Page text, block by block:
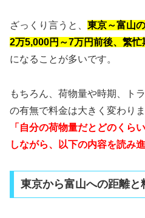
ざっくり言うと、 東京～富山
2万5,000円～7万円前後、繁
になることが多いです。
もちろん、荷物量や時期、ト
の有無で料金は大きく変わりま
「自分の荷物量だとどのくら
しながら、以下の内容を読み
東京から富山への距離と